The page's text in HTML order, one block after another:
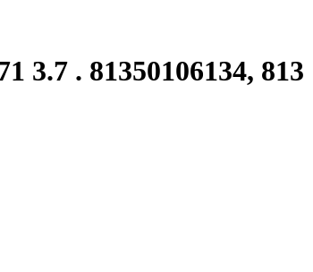
3.7 . 81350106134, 813